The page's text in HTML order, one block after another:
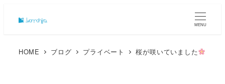
MENU
HOME ブログ プライベート 桜が咲いていました